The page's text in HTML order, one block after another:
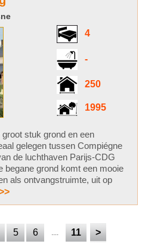
4
-
250
1995
stuk grond en een
gelegen tussen Compiégne
de luchthaven Parijs-CDG
begane grond komt een mooie
als ontvangstruimte, uit op
5 6 .... 11 >